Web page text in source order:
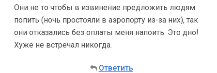
Они не то чтобы в извинение предложить людям
попить (ночь простояли в аэропорту из-за них), так
они отказались без оплаты меня напоить. Это дно!
Хуже не встречал никогда.
Ответить